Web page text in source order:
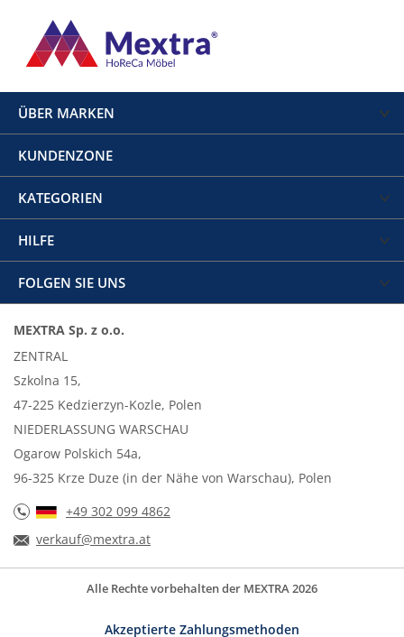
ÜBER MARKEN
KUNDENZONE
KATEGORIEN
HILFE
FOLGEN SIE UNS
MEXTRA Sp. z o.o.
ZENTRAL
Szkolna 15,
47-225 Kedzierzyn-Kozle, Polen
NIEDERLASSUNG WARSCHAU
Ogarow Polskich 54a,
96-325 Krze Duze (in der Nähe von Warschau), Polen
+49 302 099 4862
verkauf@mextra.at
Alle Rechte vorbehalten der MEXTRA 2026
Akzeptierte Zahlungsmethoden